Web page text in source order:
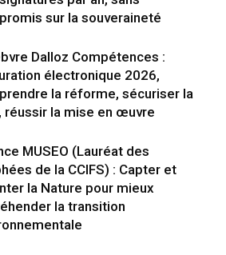
sur la souveraineté
Dalloz Compétences :
électronique 2026,
la réforme, sécuriser la
réussir la mise en œuvre
MUSEO (Lauréat des
de la CCIFS) : Capter et
la Nature pour mieux
la transition